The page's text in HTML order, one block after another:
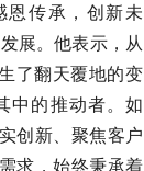
恩传承，创新未
展。他表示，从
了翻天覆地的变
中的推动者。如
创新、聚焦客户
求，始终秉承着